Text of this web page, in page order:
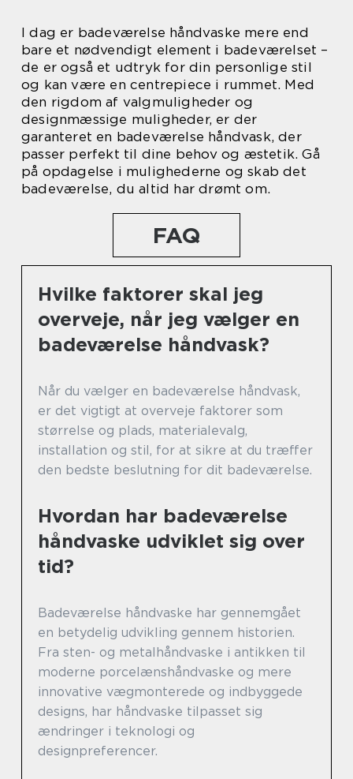
I dag er badeværelse håndvaske mere end
bare et nødvendigt element i badeværelset –
de er også et udtryk for din personlige stil
og kan være en centrepiece i rummet. Med
den rigdom af valgmuligheder og
designmæssige muligheder, er der
garanteret en badeværelse håndvask, der
passer perfekt til dine behov og æstetik. Gå
på opdagelse i mulighederne og skab det
badeværelse, du altid har drømt om.
FAQ
Hvilke faktorer skal jeg
overveje, når jeg vælger en
badeværelse håndvask?
Når du vælger en badeværelse håndvask,
er det vigtigt at overveje faktorer som
størrelse og plads, materialevalg,
installation og stil, for at sikre at du træffer
den bedste beslutning for dit badeværelse.
Hvordan har badeværelse
håndvaske udviklet sig over
tid?
Badeværelse håndvaske har gennemgået
en betydelig udvikling gennem historien.
Fra sten- og metalhåndvaske i antikken til
moderne porcelænshåndvaske og mere
innovative vægmonterede og indbyggede
designs, har håndvaske tilpasset sig
ændringer i teknologi og
designpreferencer.